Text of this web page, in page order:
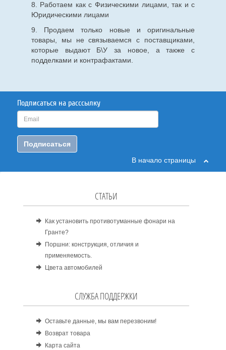
8. Работаем как с Физическими лицами, так и с
Юридическими лицами
9. Продаем только новые и оригинальные
товары, мы не связываемся с поставщиками,
которые выдают Б\У за новое, а также с
подделками и контрафактами.
Подписаться на расссылку
Подписаться
В начало страницы
СТАТЬИ
Как установить противотуманные фонари на
Гранте?
Поршни: конструкция, отличия и
применяемость.
Цвета автомобилей
СЛУЖБА ПОДДЕРЖКИ
Оставьте данные, мы вам перезвоним!
Возврат товара
Карта сайта